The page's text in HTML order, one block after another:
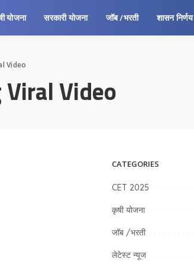
योजना सरकारी योजना जॉब /भरती शासन निर्णय
Video
Video
CATEGORIES
CET 2025
कृषी योजना
जॉब /भरती
लेटेस्ट न्यूज